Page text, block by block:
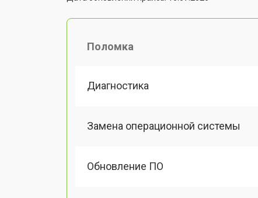
Поломка
Диагностика
Замена операционной системы
Обновление ПО